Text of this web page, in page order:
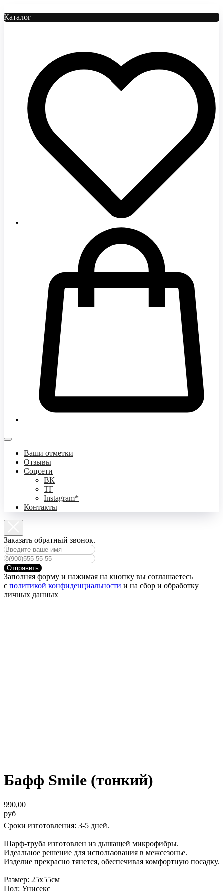
Каталог
Ваши отметки
Отзывы
Соцсети
ВК
ТГ
Instagram*
Контакты
Заказать обратный звонок.
Отправить
Заполняя форму и нажимая на кнопку вы соглашаетесь
с политикой конфиденциальности и на сбор и обработку
личных данных
Бафф Smile (тонкий)
990,00
руб
Сроки изготовления: 3-5 дней.
Шарф-труба изготовлен из дышащей микрофибры.
Идеальное решение для использования в межсезонье.
Изделие прекрасно тянется, обеспечивая комфортную посадку.
Размер: 25х55см
Пол: Унисекс